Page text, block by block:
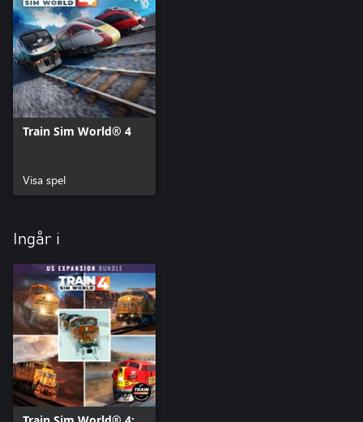
Train Sim World® 4
Visa spel
Ingår i